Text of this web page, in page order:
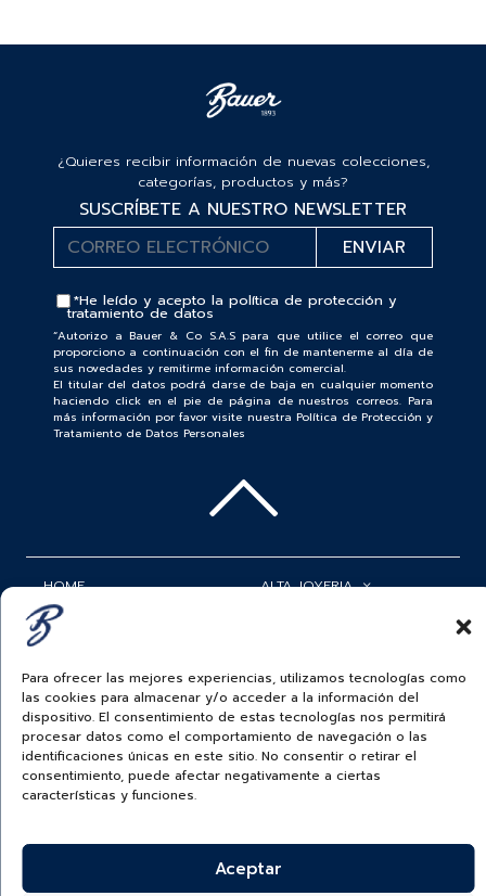
Para ofrecer las mejores experiencias, utilizamos tecnologías como
las cookies para almacenar y/o acceder a la información del
dispositivo. El consentimiento de estas tecnologías nos permitirá
procesar datos como el comportamiento de navegación o las
identificaciones únicas en este sitio. No consentir o retirar el
consentimiento, puede afectar negativamente a ciertas
características y funciones.
Aceptar
¿Quieres recibir información de nuevas colecciones,
categorías, productos y más?
SUSCRÍBETE A NUESTRO NEWSLETTER
*He leído y acepto la política de protección y
tratamiento de datos
“Autorizo a Bauer & Co S.A.S para que utilice el correo que
proporciono a continuación con el fin de mantenerme al día de
sus novedades y remitirme información comercial.
El titular del datos podrá darse de baja en cualquier momento
haciendo click en el pie de página de nuestros correos. Para
más información por favor visite nuestra Política de Protección y
Tratamiento de Datos Personales
HOME
ROLEX
RELOJERÍA
ALTA JOYERIA
ACCESORIOS
BAUER NEWS
MI CUENTA
SERVICIOS
SIGUENOS EN
ECUADOR
BAUER & CO SAS. TODOS LOS DERECHOS